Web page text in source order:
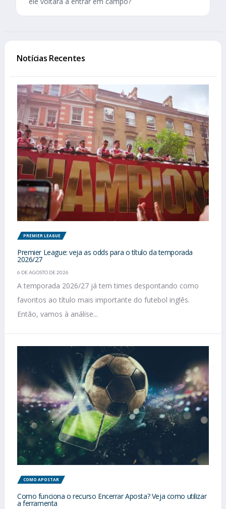
Notícias Recentes
PREMIER LEAGUE
Premier League: veja as odds para o título da temporada
2026/27
6 DE AGOSTO DE 2026
A temporada 2026/27 já tem times despontando como
favoritos ao título mais importante do futebol inglês.
Então, vamos à análise...
COMO APOSTAR
Como funciona o recurso Encerrar Aposta? Veja como utilizar
a ferramenta